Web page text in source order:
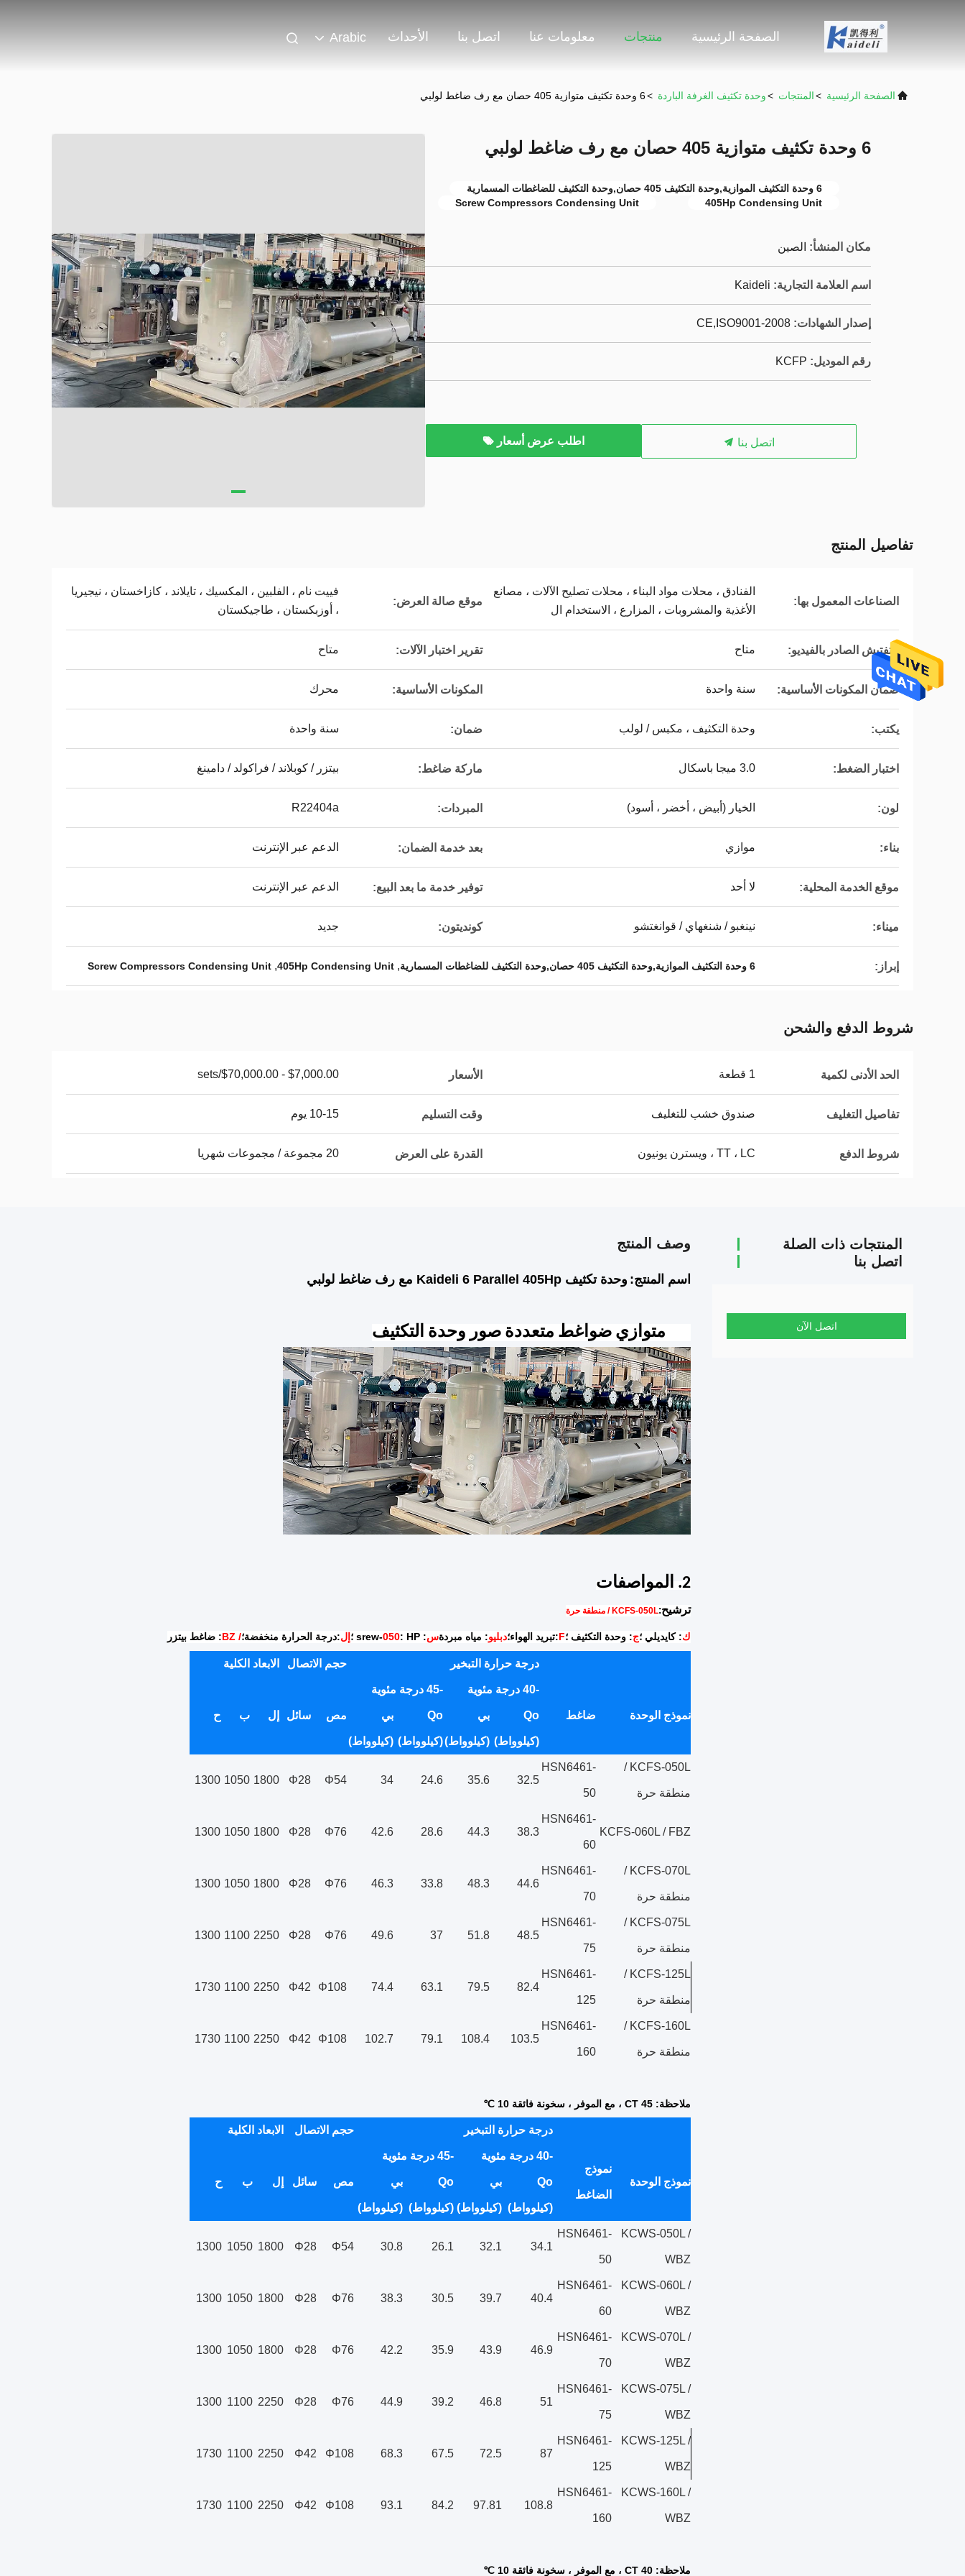
الصفحة الرئيسية منتجات معلومات عنا اتصل بنا الأحداث Arabic
الصفحة الرئيسية >المنتجات >وحدة تكثيف الغرفة الباردة >6 وحدة تكثيف متوازية 405 حصان مع رف ضاغط لولبي
6 وحدة تكثيف متوازية 405 حصان مع رف ضاغط لولبي
6 وحدة التكثيف الموازية,وحدة التكثيف 405 حصان,وحدة التكثيف للضاغطات المسمارية
405Hp Condensing Unit
Screw Compressors Condensing Unit
مكان المنشأ: الصين
اسم العلامة التجارية: Kaideli
إصدار الشهادات: CE,ISO9001-2008
رقم الموديل: KCFP
اتصل بنا اطلب عرض أسعار
تفاصيل المنتج
الصناعات المعمول بها:
الفنادق ، محلات مواد البناء ، محلات تصليح الآلات ، مصانع
الأغذية والمشروبات ، المزارع ، الاستخدام ال
موقع صالة العرض:
فييت نام ، الفلبين ، المكسيك ، تايلاند ، كازاخستان ، نيجيريا
، أوزبكستان ، طاجيكستان
التفتيش الصادر بالفيديو: متاح تقرير اختبار الآلات: متاح
ضمان المكونات الأساسية: سنة واحدة المكونات الأساسية: محرك
يكتب: وحدة التكثيف ، مكبس / لولب ضمان: سنة واحدة
اختبار الضغط: 3.0 ميجا باسكال ماركة ضاغط: بيتزر / كوبلاند / فراكولد / دامينغ
لون: الخيار (أبيض ، أخضر ، أسود) المبردات: R22404a
بناء: موازي بعد خدمة الضمان: الدعم عبر الإنترنت
موقع الخدمة المحلية: لا أحد توفير خدمة ما بعد البيع: الدعم عبر الإنترنت
ميناء: نينغبو / شنغهاي / قوانغتشو كونديتون: جديد
إبراز: 6 وحدة التكثيف الموازية,وحدة التكثيف 405 حصان,وحدة التكثيف للضاغطات المسمارية ,
405Hp Condensing Unit
,
Screw Compressors Condensing Unit
شروط الدفع والشحن
الحد الأدنى لكمية 1 قطعة الأسعار $7,000.00 - $70,000.00/sets
تفاصيل التغليف صندوق خشب للتغليف وقت التسليم 10-15 يوم
شروط الدفع TT ، LC ، ويسترن يونيون القدرة على العرض 20 مجموعة / مجموعات شهريا
المنتجات ذات الصلة
اتصل بنا
اتصل الآن
وصف المنتج
اسم المنتج: وحدة تكثيف Kaideli 6 Parallel 405Hp مع رف ضاغط لولبي
2. المواصفات
ترشيح:KCFS-050L / منطقة حرة
ك: كايديلي ؛ج: وحدة التكثيف ؛F:تبريد الهواء؛دبليو: مياه مبردةس: srew-
050: HP ؛ إل:درجة الحرارة منخفضة؛/ BZ : ضاغط بيتزر
نموذج الوحدة ضاغط
درجة حرارة التبخير حجم الاتصال الابعاد الكلية
-40 درجة مئوية -45 درجة مئوية
مص سائل إل ب ح Qo
(كيلوواط)
بي
(كيلوواط)
Qo
(كيلوواط)
بي
(كيلوواط)
KCFS-050L /
منطقة حرة
HSN6461-
50
32.5
35.6
24.6
34
Φ54
Φ28
1800
1050
1300
KCFS-060L / FBZ
HSN6461-
60
38.3
44.3
28.6
42.6
Φ76
Φ28
1800
1050
1300
KCFS-070L /
منطقة حرة
HSN6461-
70
44.6
48.3
33.8
46.3
Φ76
Φ28
1800
1050
1300
KCFS-075L /
منطقة حرة
HSN6461-
75
48.5
51.8
37
49.6
Φ76
Φ28
2250
1100
1300
KCFS-125L /
منطقة حرة
HSN6461-
125
82.4
79.5
63.1
74.4
Φ108
Φ42
2250
1100
1730
KCFS-160L /
منطقة حرة
HSN6461-
160
103.5
108.4
79.1
102.7
Φ108
Φ42
2250
1100
1730
ملاحظة: CT 45 ، مع الموفر ، سخونة فائقة 10 ℃
نموذج الوحدة
نموذج
الضاغط
درجة حرارة التبخير حجم الاتصال الابعاد الكلية
-40 درجة مئوية -45 درجة مئوية
مص سائل إل ب ح Qo
(كيلوواط)
بي
(كيلوواط)
Qo
(كيلوواط)
بي
(كيلوواط)
KCWS-050L /
WBZ
HSN6461-
50
34.1
32.1
26.1
30.8
Φ54
Φ28
1800
1050
1300
KCWS-060L /
WBZ
HSN6461-
60
40.4
39.7
30.5
38.3
Φ76
Φ28
1800
1050
1300
KCWS-070L /
WBZ
HSN6461-
70
46.9
43.9
35.9
42.2
Φ76
Φ28
1800
1050
1300
KCWS-075L /
WBZ
HSN6461-
75
51
46.8
39.2
44.9
Φ76
Φ28
2250
1100
1300
KCWS-125L /
WBZ
HSN6461-
125
87
72.5
67.5
68.3
Φ108
Φ42
2250
1100
1730
KCWS-160L /
WBZ
HSN6461-
160
108.8
97.81
84.2
93.1
Φ108
Φ42
2250
1100
1730
ملاحظة: CT 40 ، مع الموفر ، سخونة فائقة 10 ℃